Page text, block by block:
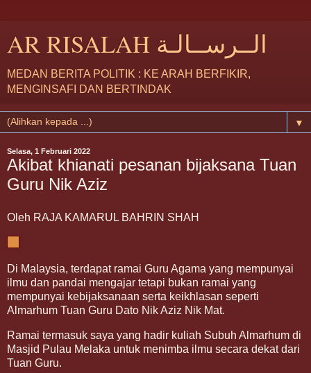
AR RISALAH الــرســالـة
MEDAN BERITA POLITIK : KE ARAH BERFIKIR,
MENGINSAFI DAN BERTINDAK
▼
Selasa, 1 Februari 2022
Akibat khianati pesanan bijaksana Tuan
Guru Nik Aziz
Oleh RAJA KAMARUL BAHRIN SHAH
Di Malaysia, terdapat ramai Guru Agama yang mempunyai
ilmu dan pandai mengajar tetapi bukan ramai yang
mempunyai kebijaksanaan serta keikhlasan seperti
Almarhum Tuan Guru Dato Nik Aziz Nik Mat.
Ramai termasuk saya yang hadir kuliah Subuh Almarhum di
Masjid Pulau Melaka untuk menimba ilmu secara dekat dari
Tuan Guru.